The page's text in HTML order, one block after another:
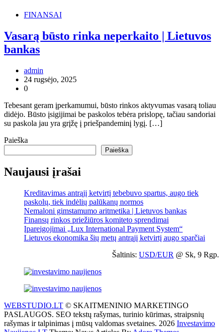
FINANSAI
Vasarą būsto rinka neperkaito | Lietuvos
bankas
admin
24 rugsėjo, 2025
0
Tebesant geram įperkamumui, būsto rinkos aktyvumas vasarą toliau
didėjo. Būsto įsigijimai be paskolos tebėra prislopę, tačiau sandoriai
su paskola jau yra grįžę į priešpandeminį lygį. […]
Paieška
Paieška
Naujausi įrašai
Kreditavimas antrąjį ketvirtį tebebuvo spartus, augo tiek
paskolų, tiek indėlių palūkanų normos
Nemaloni gimstamumo aritmetika | Lietuvos bankas
Finansų rinkos priežiūros komiteto sprendimai
Įpareigojimai „Lux International Payment System“
Lietuvos ekonomika šių metų antrąjį ketvirtį augo sparčiai
Šaltinis: USD/EUR @ Sk, 9 Rgp.
WEBSTUDIO.LT © SKAITMENINIO MARKETINGO
PASLAUGOS. SEO tekstų rašymas, turinio kūrimas, straipsnių
rašymas ir talpinimas į mūsų valdomas svetaines. 2026 Investavimo